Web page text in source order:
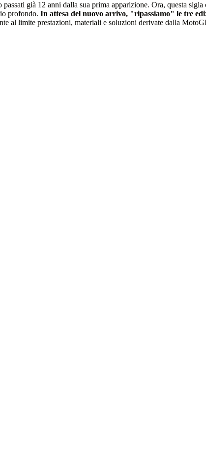
passati già 12 anni dalla sua prima apparizione. Ora, questa
profondo. In attesa del nuovo arrivo, "ripassiamo" le tre
al limite prestazioni, materiali e soluzioni derivate dalla